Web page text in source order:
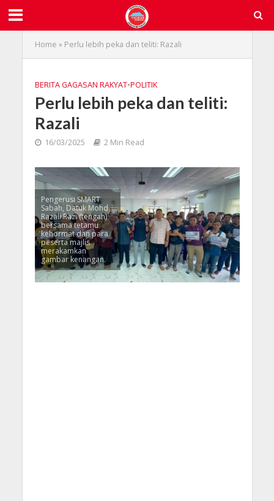
Home » Perlu lebih peka dan teliti: Razali
BERITA GAGASAN RAKYAT•POLITIK
Perlu lebih peka dan teliti:
Razali
16/03/2025 2 Min Read
Pengerusi SMART
Sabah, Datuk Mohd
Razali Razi (tengah)
bersama tetamu
kehormat dan para
peserta majlis
merakamkan
gambar kenangan.